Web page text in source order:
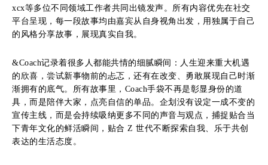
xcx等多位不同领域工作者共同出镜发声。所有内容优先在社交
平台呈现，每一段故事均由嘉宾从自身视角出发，用独属于自己
的风格分享故事，展现真实自我。
&Coach记录着很多人都能共情的细腻瞬间：人生迎来重大机遇
的欣喜，尝试新事物前的忐忑，还有在改变、勇敢展现自己时渐
渐拥有的底气。所有故事里，Coach手袋不再是彰显身份的道
具，而是陪伴大家，点亮自信的单品。企划没有设定一成不变的
宣传主线，而是会持续吸纳更多不同的声音与观点，捕捉贴合当
下青年文化的鲜活瞬间，贴合 Z 世代不断探索自我、乐于共创
表达的生活态度。